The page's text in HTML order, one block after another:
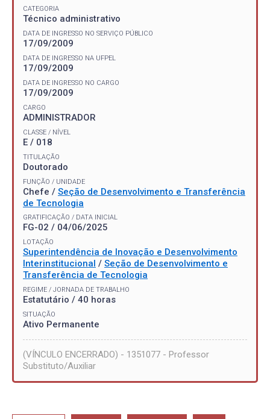
CATEGORIA
Técnico administrativo
DATA DE INGRESSO NO SERVIÇO PÚBLICO
17/09/2009
DATA DE INGRESSO NA UFPEL
17/09/2009
DATA DE INGRESSO NO CARGO
17/09/2009
CARGO
ADMINISTRADOR
CLASSE / NÍVEL
E / 018
TITULAÇÃO
Doutorado
FUNÇÃO / UNIDADE
Chefe / Seção de Desenvolvimento e Transferência
de Tecnologia
GRATIFICAÇÃO / DATA INICIAL
FG-02 / 04/06/2025
LOTAÇÃO
Superintendência de Inovação e Desenvolvimento
Interinstitucional / Seção de Desenvolvimento e
Transferência de Tecnologia
REGIME / JORNADA DE TRABALHO
Estatutário / 40 horas
SITUAÇÃO
Ativo Permanente
(VÍNCULO ENCERRADO) - 1351077 - Professor
Substituto/Auxiliar